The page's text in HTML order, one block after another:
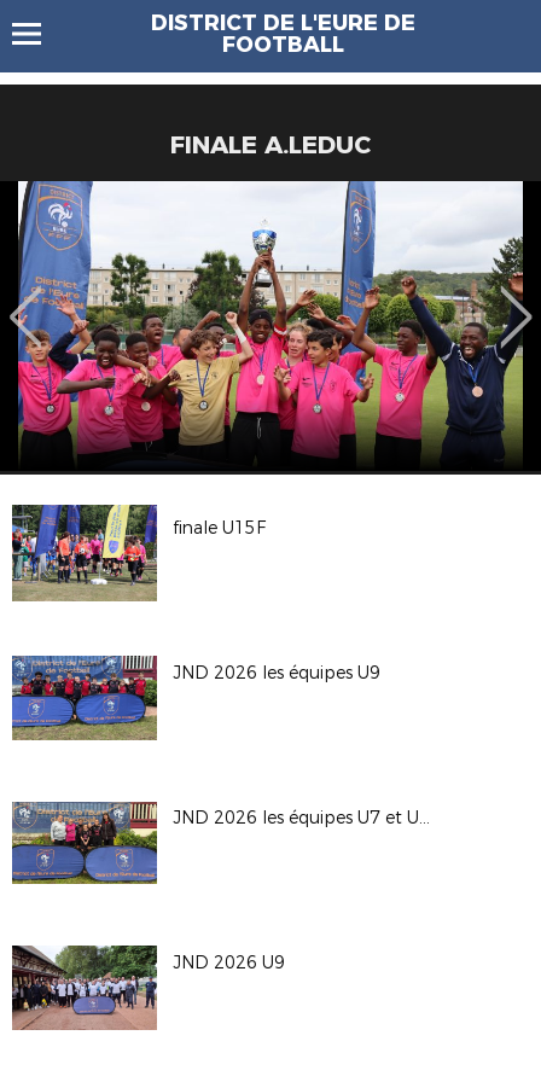
DISTRICT DE L'EURE DE
FOOTBALL
FINALE A.LEDUC
finale U15F
JND 2026 les équipes U9
JND 2026 les équipes U7 et U9F
JND 2026 U9